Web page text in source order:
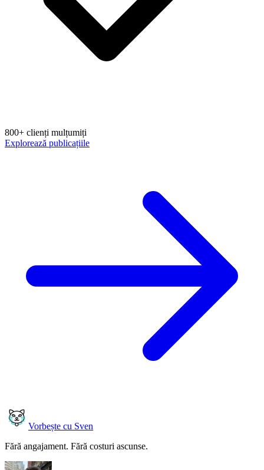
800+ clienți mulțumiți
Explorează publicațiile
Vorbește cu Sven
Fără angajament. Fără costuri ascunse.